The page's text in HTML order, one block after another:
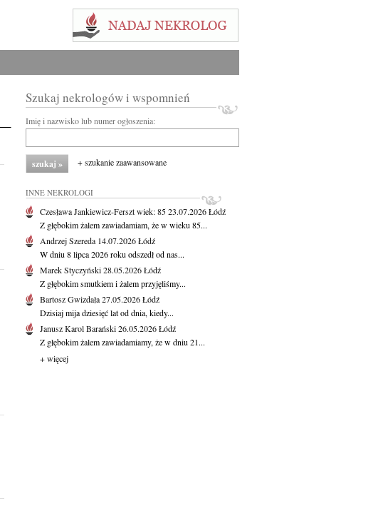
Szukaj nekrologów i wspomnień
Imię i nazwisko lub numer ogłoszenia:
+ szukanie zaawansowane
INNE NEKROLOGI
Czesława Jankiewicz-Fersztwiek: 8523.07.2026Łódź
Z głębokim żalem zawiadamiam, że w wieku 85...
Andrzej Szereda 14.07.2026Łódź
W dniu 8 lipca 2026 roku odszedł od nas...
Marek Styczyński28.05.2026Łódź
Z głębokim smutkiem i żalem przyjęliśmy...
Bartosz Gwizdała27.05.2026Łódź
Dzisiaj mija dziesięć lat od dnia, kiedy...
Janusz Karol Barański26.05.2026Łódź
Z głębokim żalem zawiadamiamy, że w dniu 21...
+ więcej